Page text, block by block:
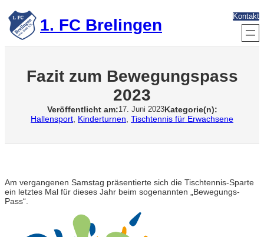
Zum
Inhalt
springen 1. FC Brelingen Kontakt
Fazit zum Bewegungspass
2023
Veröffentlicht am:17. Juni 2023Kategorie(n):
Hallensport Kinderturnen Tischtennis für Erwachsene
Am vergangenen Samstag präsentierte sich die Tischtennis-Sparte
ein letztes Mal für dieses Jahr beim sogenannten „Bewegungs-
Pass“.